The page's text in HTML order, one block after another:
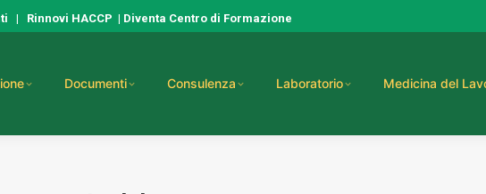
| Rinnovi HACCP | Diventa Centro di Formazione
Documenti Consulenza Laboratorio Medicina del